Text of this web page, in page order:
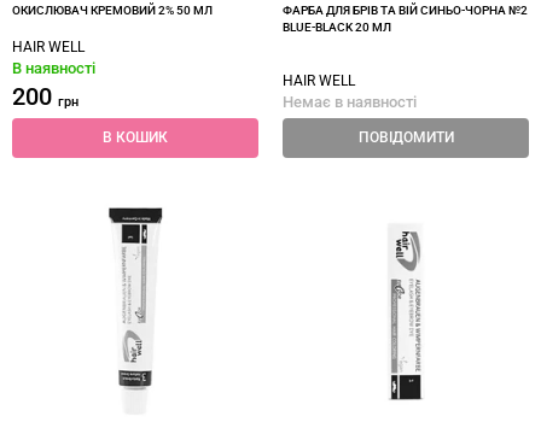
ОКИСЛЮВАЧ КРЕМОВИЙ 2% 50 МЛ
HAIR WELL
В наявності
200 грн
В КОШИК
ФАРБА ДЛЯ БРІВ ТА ВІЙ СИНЬО-ЧОРНА №2
BLUE-BLACK 20 МЛ
HAIR WELL
Немає в наявності
ПОВІДОМИТИ